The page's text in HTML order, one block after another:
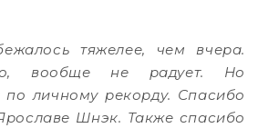
тяжелее, чем вчера.
вообще не радует. Но
личному рекорду. Спасибо
Шнэк. Также спасибо